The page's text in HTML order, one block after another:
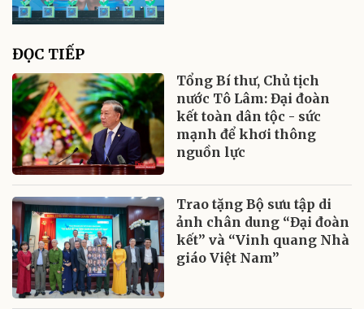
ĐỌC TIẾP
Tổng Bí thư, Chủ tịch
nước Tô Lâm: Đại đoàn
kết toàn dân tộc - sức
mạnh để khơi thông
nguồn lực
Trao tặng Bộ sưu tập di
ảnh chân dung “Đại đoàn
kết” và “Vinh quang Nhà
giáo Việt Nam”